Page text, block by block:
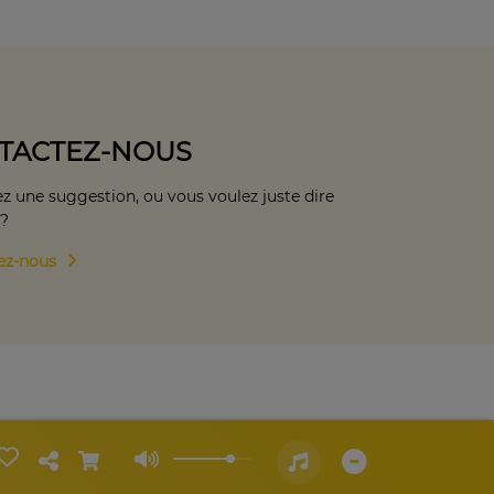
NOUS
une suggestion, ou vous voulez juste dire
nous